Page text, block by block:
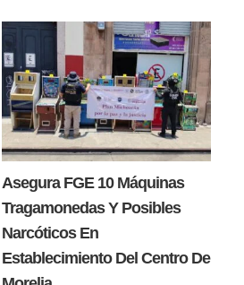
Asegura FGE 10 Máquinas
Tragamonedas Y Posibles
Narcóticos En
Establecimiento Del Centro De